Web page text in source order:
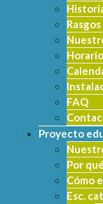
Horario
FAQ
Proyecto
Por
Cómo
Esc.